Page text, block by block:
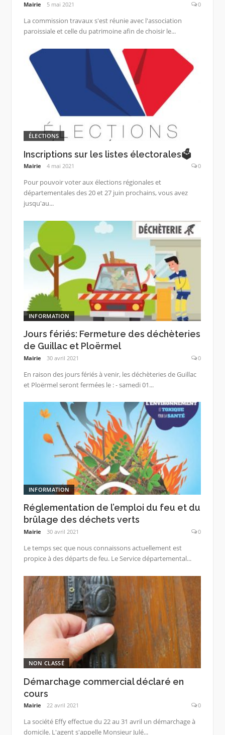
Mairie 5 mai 2021 0
La commission travaux s'est réunie avec l'association
paroissiale et celle du patrimoine afin de choisir le...
ÉLECTIONS
Inscriptions sur les listes électorales🗳
Mairie 4 mai 2021 0
Pour pouvoir voter aux élections régionales et
départementales des 20 et 27 juin prochains, vous avez
jusqu'au...
INFORMATION
Jours fériés: Fermeture des déchèteries
de Guillac et Ploërmel
Mairie 30 avril 2021 0
En raison des jours fériés à venir, les déchèteries de Guillac
et Ploërmel seront fermées le : - samedi 01...
INFORMATION
Réglementation de l’emploi du feu et du
brûlage des déchets verts
Mairie 30 avril 2021 0
Le temps sec que nous connaissons actuellement est
propice à des départs de feu. Le Service départemental...
NON CLASSÉ
Démarchage commercial déclaré en
cours
Mairie 22 avril 2021 0
La société Effy effectue du 22 au 31 avril un démarchage à
domicile. L'agent s'appelle Monsieur Julé...